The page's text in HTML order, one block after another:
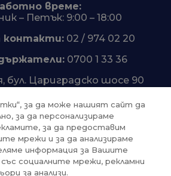
време:
– Петък: 9:00 – 18:00
контакти:02 / 974 02 20
0700 1 33 36
бул. Цариградско шосе 90
за да може нашият сайт да
за да персонализираме
за да предоставим
мрежи и за да анализираме
информация за Вашите
социалните мрежи, рекламни
за анализи.